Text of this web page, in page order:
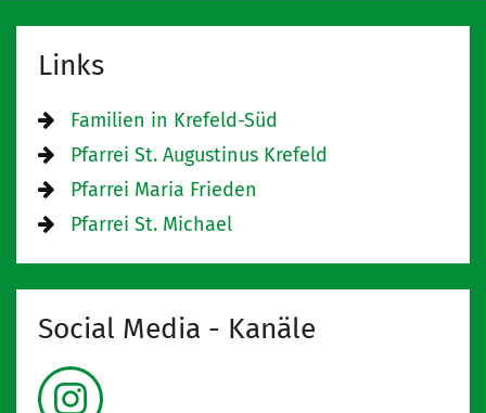
Links
Familien in Krefeld-Süd
Pfarrei St. Augustinus Krefeld
Pfarrei Maria Frieden
Pfarrei St. Michael
Social Media - Kanäle